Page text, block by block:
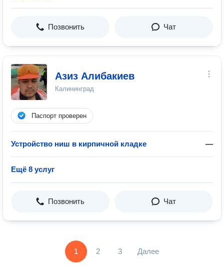
Позвонить Чат
Азиз Алибакиев
Калининград
Паспорт проверен
Устройство ниш в кирпичной кладке —
Ещё 8 услуг
Позвонить Чат
1 2 3 Далее